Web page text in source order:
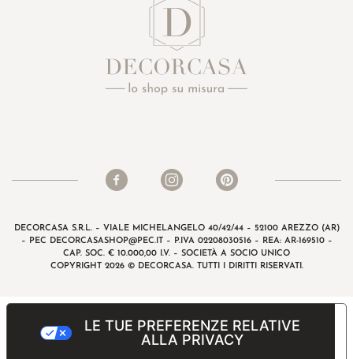
DECORCASA S.R.L. – VIALE MICHELANGELO 40/42/44 – 52100 AREZZO (AR)
– PEC DECORCASASHOP@PEC.IT– P.IVA 02208030516 – REA: AR-169510 –
CAP. SOC. € 10.000,00 I.V. – SOCIETÀ A SOCIO UNICO
COPYRIGHT 2026 © DECORCASA. TUTTI I DIRITTI RISERVATI.
LE TUE PREFERENZE RELATIVE
ALLA PRIVACY